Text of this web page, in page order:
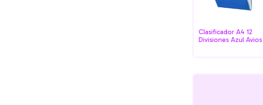
Clasificador A4 12
Divisiones Azul Avios